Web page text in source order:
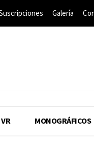
Galería
MONOGRÁFICOS